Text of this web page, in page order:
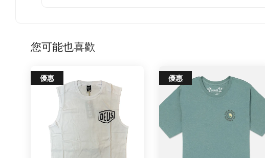
您可能也喜歡
優惠 優惠